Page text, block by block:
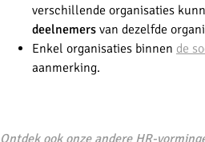
verschillende organisaties
deelnemers van dezelfde
Enkel organisaties binnen de
aanmerking.
Ontdek ook onze andere HR-